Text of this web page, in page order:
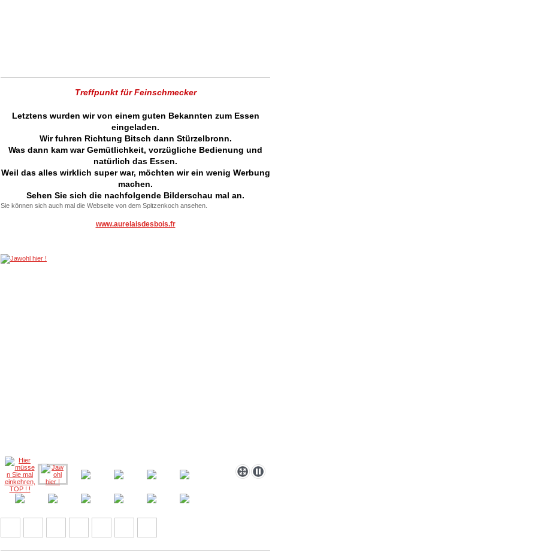
Treffpunkt für Feinschmecker
Letztens wurden wir von einem guten Bekannten zum Essen
eingeladen.
Wir fuhren Richtung Bitsch dann Stürzelbronn.
Was dann kam war Gemütlichkeit, vorzügliche Bedienung und
natürlich das Essen.
Weil das alles wirklich super war, möchten wir ein wenig Werbung
machen.
Sehen Sie sich die nachfolgende Bilderschau mal an.
Sie können sich auch mal die Webseite von dem Spitzenkoch ansehen.
www.aurelaisdesbois.fr